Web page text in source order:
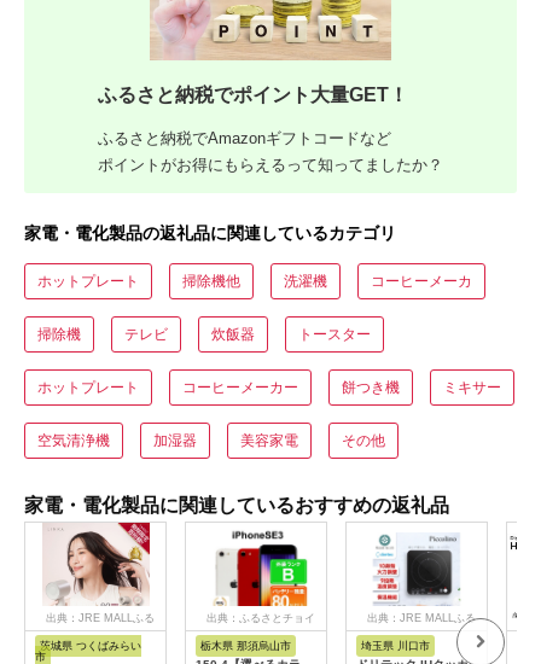
ふるさと納税でポイント大量GET！
ふるさと納税でAmazonギフトコードなど
ポイントがお得にもらえるって知ってましたか？
家電・電化製品の返礼品に関連しているカテゴリ
ホットプレート 掃除機他 洗濯機 コーヒーメーカ
掃除機 テレビ 炊飯器 トースター
ホットプレート コーヒーメーカー 餅つき機 ミキサー
空気清浄機 加湿器 美容家電 その他
家電・電化製品に関連しているおすすめの返礼品
出典：JRE MALLふる
さと納税
茨城県 つくばみらい
市
出典：ふるさとチョイ
栃木県 那須烏山市
出典：JRE MALLふる
さと納税
埼玉県 川口市